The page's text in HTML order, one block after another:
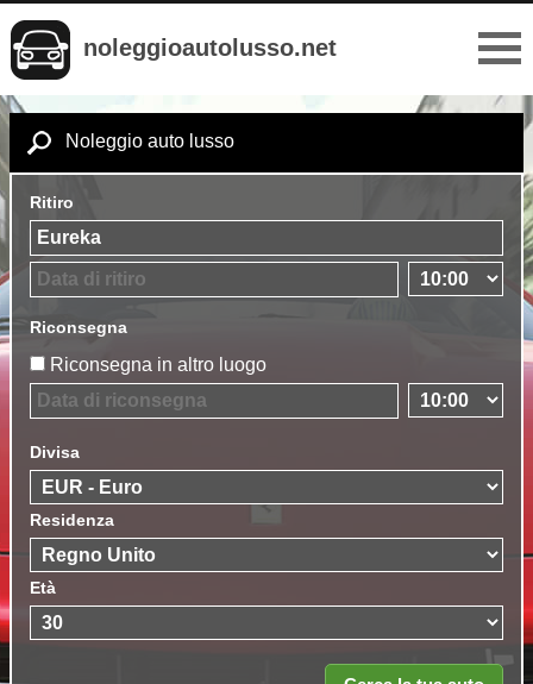
noleggioautolusso.net
Noleggio auto lusso
Ritiro
Riconsegna
Riconsegna in altro luogo
Divisa
Residenza
Età